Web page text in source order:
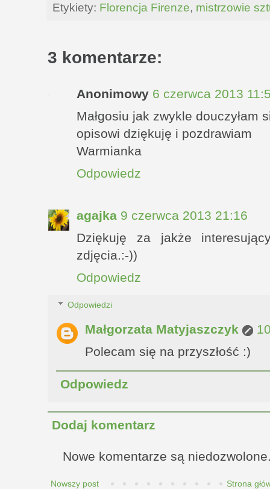
Etykiety: Florencja Firenze, mistrzowie
3 komentarze:
Anonimowy 6 czerwca 2013
Małgosiu jak zwykle douczyłam
opisowi dziękuję i pozdrawiam
Warmianka
Odpowiedz
agajka 9 czerwca 2013 21:16
Dziękuję za jakże
zdjęcia.:-))
Odpowiedz
Odpowiedzi
Małgorzata Matyjaszczyk
Polecam się na przyszłość :)
Odpowiedz
Dodaj komentarz
Nowe komentarze są
Nowszy post Strona